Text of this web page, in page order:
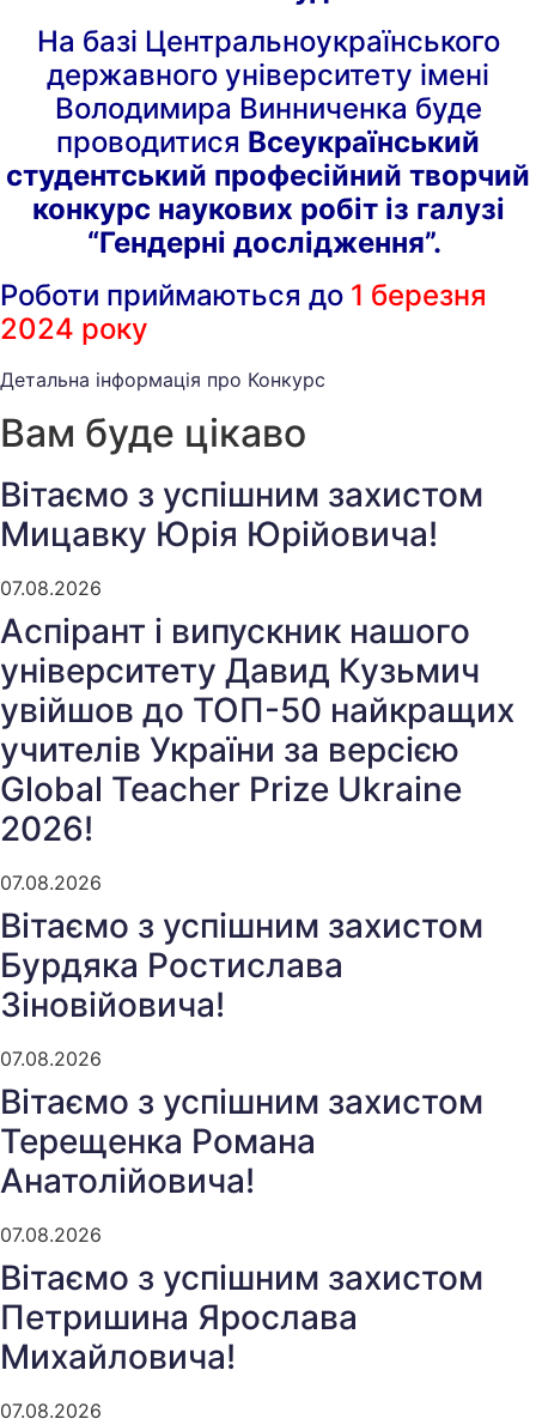
На базі Центральноукраїнського
державного університету імені
Володимира Винниченка буде
проводитися Всеукраїнський
студентський професійний творчий
конкурс наукових робіт із галузі
“Гендерні дослідження”.
Роботи приймаються до 1 березня
2024 року
Детальна інформація про Конкурс
Вам буде цікаво
Вітаємо з успішним захистом
Мицавку Юрія Юрійовича!
07.08.2026
Аспірант і випускник нашого
університету Давид Кузьмич
увійшов до ТОП-50 найкращих
учителів України за версією
Global Teacher Prize Ukraine
2026!
07.08.2026
Вітаємо з успішним захистом
Бурдяка Ростислава
Зіновійовича!
07.08.2026
Вітаємо з успішним захистом
Терещенка Романа
Анатолійовича!
07.08.2026
Вітаємо з успішним захистом
Петришина Ярослава
Михайловича!
07.08.2026